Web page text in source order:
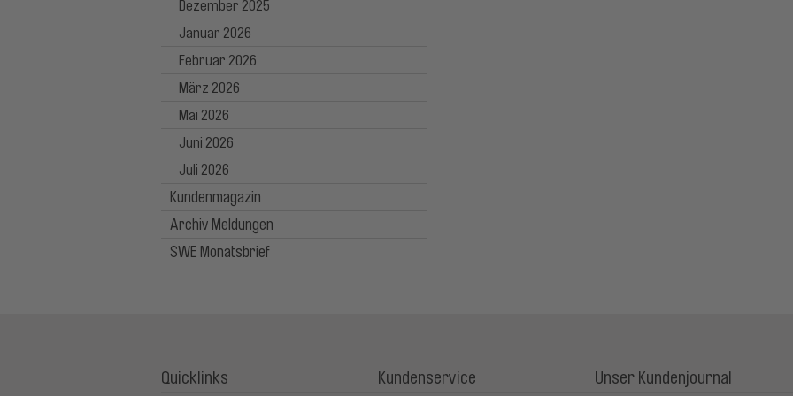
Dezember 2025
Januar 2026
Februar 2026
März 2026
Mai 2026
Juni 2026
Juli 2026
Kundenmagazin
Archiv Meldungen
SWE Monatsbrief
Quicklinks Kundenservice Unser Kundenjournal